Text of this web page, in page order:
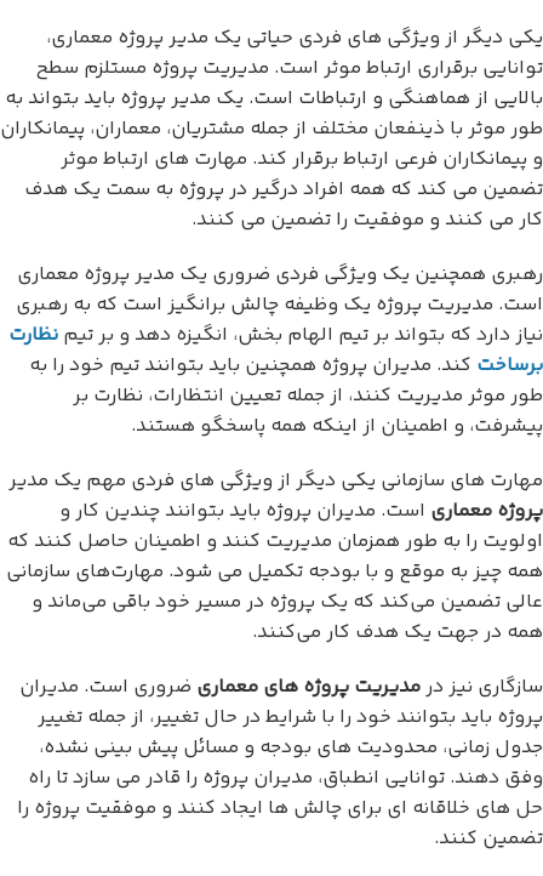
یکی دیگر از ویژگی های فردی حیاتی یک مدیر پروژه معماری،
توانایی برقراری ارتباط موثر است. مدیریت پروژه مستلزم سطح
بالایی از هماهنگی و ارتباطات است. یک مدیر پروژه باید بتواند به
طور موثر با ذینفعان مختلف از جمله مشتریان، معماران، پیمانکاران
و پیمانکاران فرعی ارتباط برقرار کند. مهارت های ارتباط موثر
تضمین می کند که همه افراد درگیر در پروژه به سمت یک هدف
کار می کنند و موفقیت را تضمین می کنند.
رهبری همچنین یک ویژگی فردی ضروری یک مدیر پروژه معماری
است. مدیریت پروژه یک وظیفه چالش برانگیز است که به رهبری
نیاز دارد که بتواند بر تیم الهام بخش، انگیزه دهد و بر تیم نظارت
برساخت کند. مدیران پروژه همچنین باید بتوانند تیم خود را به
طور موثر مدیریت کنند، از جمله تعیین انتظارات، نظارت بر
پیشرفت، و اطمینان از اینکه همه پاسخگو هستند.
مهارت های سازمانی یکی دیگر از ویژگی های فردی مهم یک مدیر
پروژه معماری است. مدیران پروژه باید بتوانند چندین کار و
اولویت را به طور همزمان مدیریت کنند و اطمینان حاصل کنند که
همه چیز به موقع و با بودجه تکمیل می شود. مهارت‌های سازمانی
عالی تضمین می‌کند که یک پروژه در مسیر خود باقی می‌ماند و
همه در جهت یک هدف کار می‌کنند.
سازگاری نیز در مدیریت پروژه های معماری ضروری است. مدیران
پروژه باید بتوانند خود را با شرایط در حال تغییر، از جمله تغییر
جدول زمانی، محدودیت های بودجه و مسائل پیش بینی نشده،
وفق دهند. توانایی انطباق، مدیران پروژه را قادر می سازد تا راه
حل های خلاقانه ای برای چالش ها ایجاد کنند و موفقیت پروژه را
تضمین کنند.